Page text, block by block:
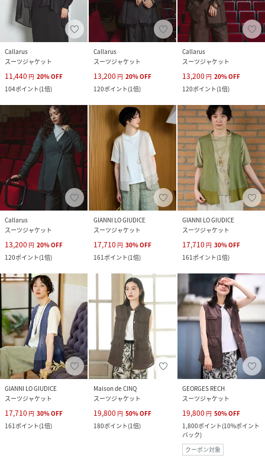
Callarus
スーツジャケット
11,440 円 20%OFF
104ポイント(1倍)
Callarus
スーツジャケット
13,200 円 20%OFF
120ポイント(1倍)
Callarus
スーツジャケット
13,200 円 20%OFF
120ポイント(1倍)
Callarus
スーツジャケット
13,200 円 20%OFF
120ポイント(1倍)
GIANNI LO GIUDICE
スーツジャケット
17,710 円 30%OFF
161ポイント(1倍)
GIANNI LO GIUDICE
スーツジャケット
17,710 円 30%OFF
161ポイント(1倍)
GIANNI LO GIUDICE
スーツジャケット
17,710 円 30%OFF
161ポイント(1倍)
Maison de CINQ
スーツジャケット
19,800 円 50%OFF
180ポイント(1倍)
GEORGES RECH
スーツジャケット
19,800 円 50%OFF
1,800ポイント(10%ポイント
バック)
クーポン対象